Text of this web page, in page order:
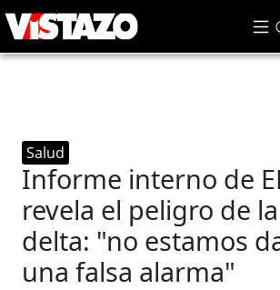
Salud
Informe interno de
revela el peligro de
delta: "no estamos
una falsa alarma"